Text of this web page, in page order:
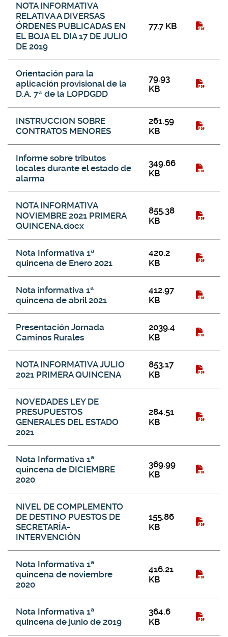
NOTA INFORMATIVA
RELATIVA A DIVERSAS
ÓRDENES PUBLICADAS EN
EL BOJA EL DIA 17 DE JULIO
DE 2019
77.7 KB
Orientación para la
aplicación provisional de la
D.A. 7ª de la LOPDGDD
79.93
KB
INSTRUCCION SOBRE
CONTRATOS MENORES
261.59
KB
Informe sobre tributos
locales durante el estado de
alarma
349.66
KB
NOTA INFORMATIVA
NOVIEMBRE 2021 PRIMERA
QUINCENA.docx
855.38
KB
Nota Informativa 1ª
quincena de Enero 2021
420.2
KB
Nota informativa 1ª
quincena de abril 2021
412.97
KB
Presentación Jornada
Caminos Rurales
2039.4
KB
NOTA INFORMATIVA JULIO
2021 PRIMERA QUINCENA
853.17
KB
NOVEDADES LEY DE
PRESUPUESTOS
GENERALES DEL ESTADO
2021
284.51
KB
Nota Informativa 1ª
quincena de DICIEMBRE
2020
369.99
KB
NIVEL DE COMPLEMENTO
DE DESTINO PUESTOS DE
SECRETARÍA-
INTERVENCIÓN
155.86
KB
Nota Informativa 1ª
quincena de noviembre
2020
416.21
KB
Nota Informativa 1ª
quincena de junio de 2019
364.6
KB